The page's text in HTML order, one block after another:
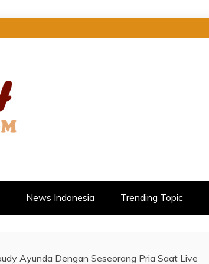
News Indonesia Trending Topic
Ayunda Dengan Seseorang Pria Saat Live